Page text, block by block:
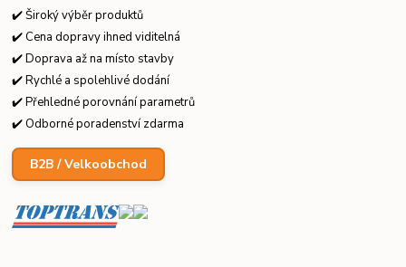
✔️ Široký výběr produktů
✔️ Cena dopravy ihned viditelná
✔️ Doprava až na místo stavby
✔️ Rychlé a spolehlivé dodání
✔️ Přehledné porovnání parametrů
✔️ Odborné poradenství zdarma
B2B / Velkoobchod